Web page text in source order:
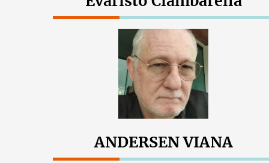
ANDERSEN VIANA